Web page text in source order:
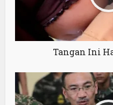
Tangan Ini